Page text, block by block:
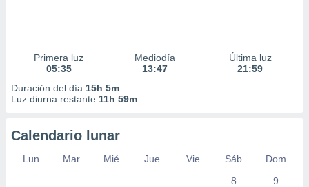
Primera luz
05:35
Mediodía
13:47
Última luz
21:59
Duración del día 15h 5m
Luz diurna restante 11h 59m
Calendario lunar
Lun Mar Mié Jue Vie Sáb
Dom
8
9